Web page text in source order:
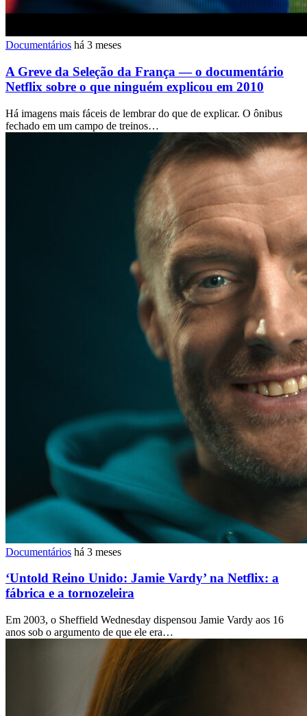
Documentários há 3 meses
A Greve da Seleção da França — o documentário
Netflix sobre o que ninguém explicou em 2010
Há imagens mais fáceis de lembrar do que de explicar. O ônibus
fechado em um campo de treinos…
Documentários há 3 meses
‘Untold Reino Unido: Jamie Vardy’ na Netflix: a
fábrica e a tornozeleira
Em 2003, o Sheffield Wednesday dispensou Jamie Vardy aos 16
anos sob o argumento de que ele era…